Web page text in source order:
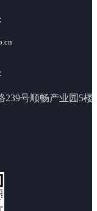
号顺畅产业园5楼